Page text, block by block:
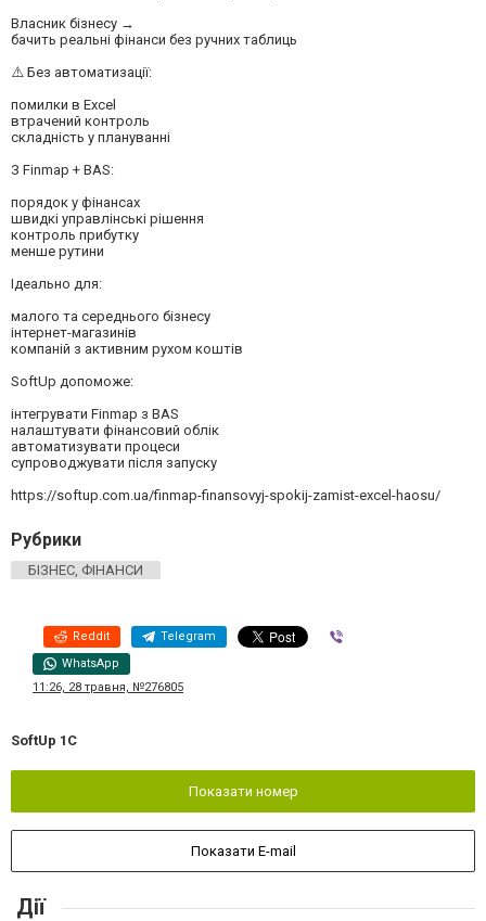
Власник бізнесу →
бачить реальні фінанси без ручних таблиць
⚠️ Без автоматизації:
помилки в Excel
втрачений контроль
складність у плануванні
З Finmap + BAS:
порядок у фінансах
швидкі управлінські рішення
контроль прибутку
менше рутини
Ідеально для:
малого та середнього бізнесу
інтернет-магазинів
компаній з активним рухом коштів
SoftUp допоможе:
інтегрувати Finmap з BAS
налаштувати фінансовий облік
автоматизувати процеси
супроводжувати після запуску
https://softup.com.ua/finmap-finansovyj-spokij-zamist-excel-haosu/
Рубрики
БІЗНЕС, ФІНАНСИ
Reddit Telegram
WhatsApp
11:26, 28 травня, №276805
SoftUp 1C
Показати номер
Показати E-mail
Дії